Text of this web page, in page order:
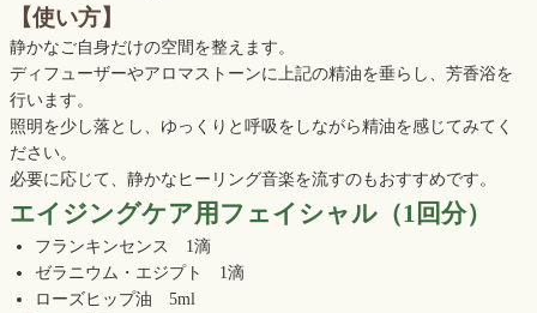
【使い方】
静かなご自身だけの空間を整えます。
ディフューザーやアロマストーンに上記の精油を垂らし、芳香浴を
行います。
照明を少し落とし、ゆっくりと呼吸をしながら精油を感じてみてく
ださい。
必要に応じて、静かなヒーリング音楽を流すのもおすすめです。
エイジングケア用フェイシャル（1回分）
フランキンセンス 1滴
ゼラニウム・エジプト 1滴
ローズヒップ油 5ml